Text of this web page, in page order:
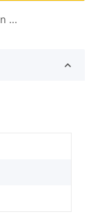
...